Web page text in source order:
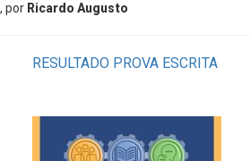
, por Ricardo Augusto
RESULTADO PROVA ESCRITA